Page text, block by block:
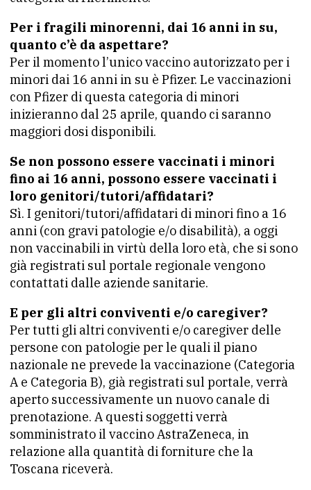
Per i fragili minorenni, dai 16 anni in su,
quanto c’è da aspettare?
Per il momento l’unico vaccino autorizzato per i
minori dai 16 anni in su è Pfizer. Le vaccinazioni
con Pfizer di questa categoria di minori
inizieranno dal 25 aprile, quando ci saranno
maggiori dosi disponibili.
Se non possono essere vaccinati i minori
fino ai 16 anni, possono essere vaccinati i
loro genitori/tutori/affidatari?
Sì. I genitori/tutori/affidatari di minori fino a 16
anni (con gravi patologie e/o disabilità), a oggi
non vaccinabili in virtù della loro età, che si sono
già registrati sul portale regionale vengono
contattati dalle aziende sanitarie.
E per gli altri conviventi e/o caregiver?
Per tutti gli altri conviventi e/o caregiver delle
persone con patologie per le quali il piano
nazionale ne prevede la vaccinazione (Categoria
A e Categoria B), già registrati sul portale, verrà
aperto successivamente un nuovo canale di
prenotazione. A questi soggetti verrà
somministrato il vaccino AstraZeneca, in
relazione alla quantità di forniture che la
Toscana riceverà.